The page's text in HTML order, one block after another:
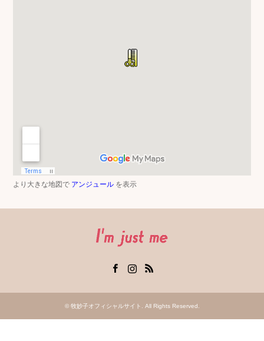
より大きな地図で アンジュール を表示
© 牧妙子オフィシャルサイト . All Rights Reserved.